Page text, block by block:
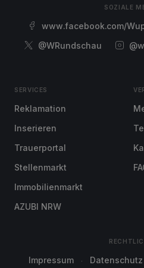
SOZIALE
www.facebook.com/
@WRundschau
SERVICES
Reklamation
Inserieren
Trauerportal
Stellenmarkt
Immobilienmarkt
AZUBI NRW
Impressum Datenschutz